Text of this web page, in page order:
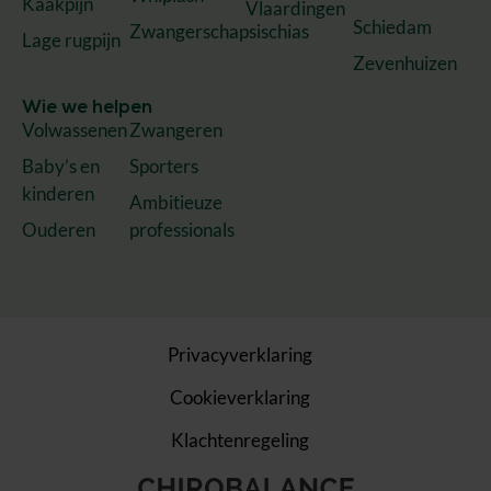
Lage rugpijn Zwangerschapsischias
Wie we helpen
Volwassenen
Baby’s en
kinderen
Ouderen
Zwangeren
Sporters
Ambitieuze
professionals
Vlaardingen
Schiedam
Zevenhuizen
Privacyverklaring
Cookieverklaring
Klachtenregeling